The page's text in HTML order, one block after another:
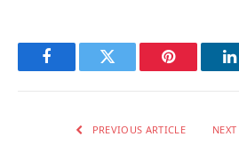
FacebookTwitter Pinterest
PREVIOUS ARTICLE